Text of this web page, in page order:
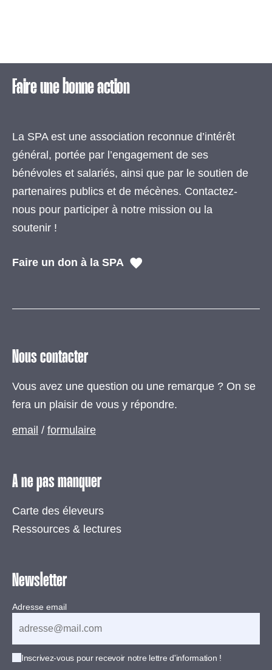
Faire une bonne action
La SPA est une association reconnue d’intérêt
général, portée par l’engagement de ses
bénévoles et salariés, ainsi que par le soutien de
partenaires publics et de mécènes. Contactez-
nous pour participer à notre mission ou la
soutenir !
Faire un don à la SPA
Newsletter
Adresse email
Inscrivez-vous pour recevoir notre lettre d'information !
Nous contacter
Vous avez une question ou une remarque ? On se
fera un plaisir de vous y répondre.
email / formulaire
A ne pas manquer
Carte des éleveurs
Ressources & lectures